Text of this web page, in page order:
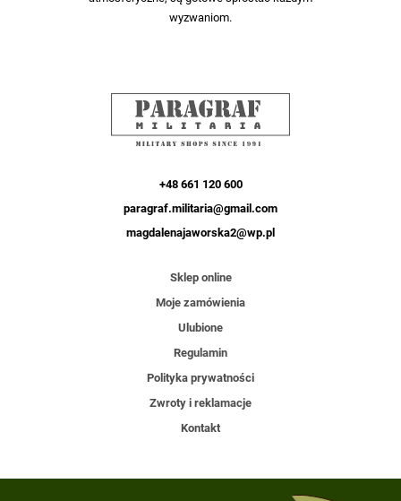
wyzwaniom.
+48 661 120 600
paragraf.militaria@gmail.com
magdalenajaworska2@wp.pl
Sklep online
Moje zamówienia
Ulubione
Regulamin
Polityka prywatności
Zwroty i reklamacje
Kontakt